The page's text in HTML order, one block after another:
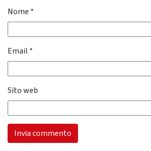
Nome *
Email *
Sito web